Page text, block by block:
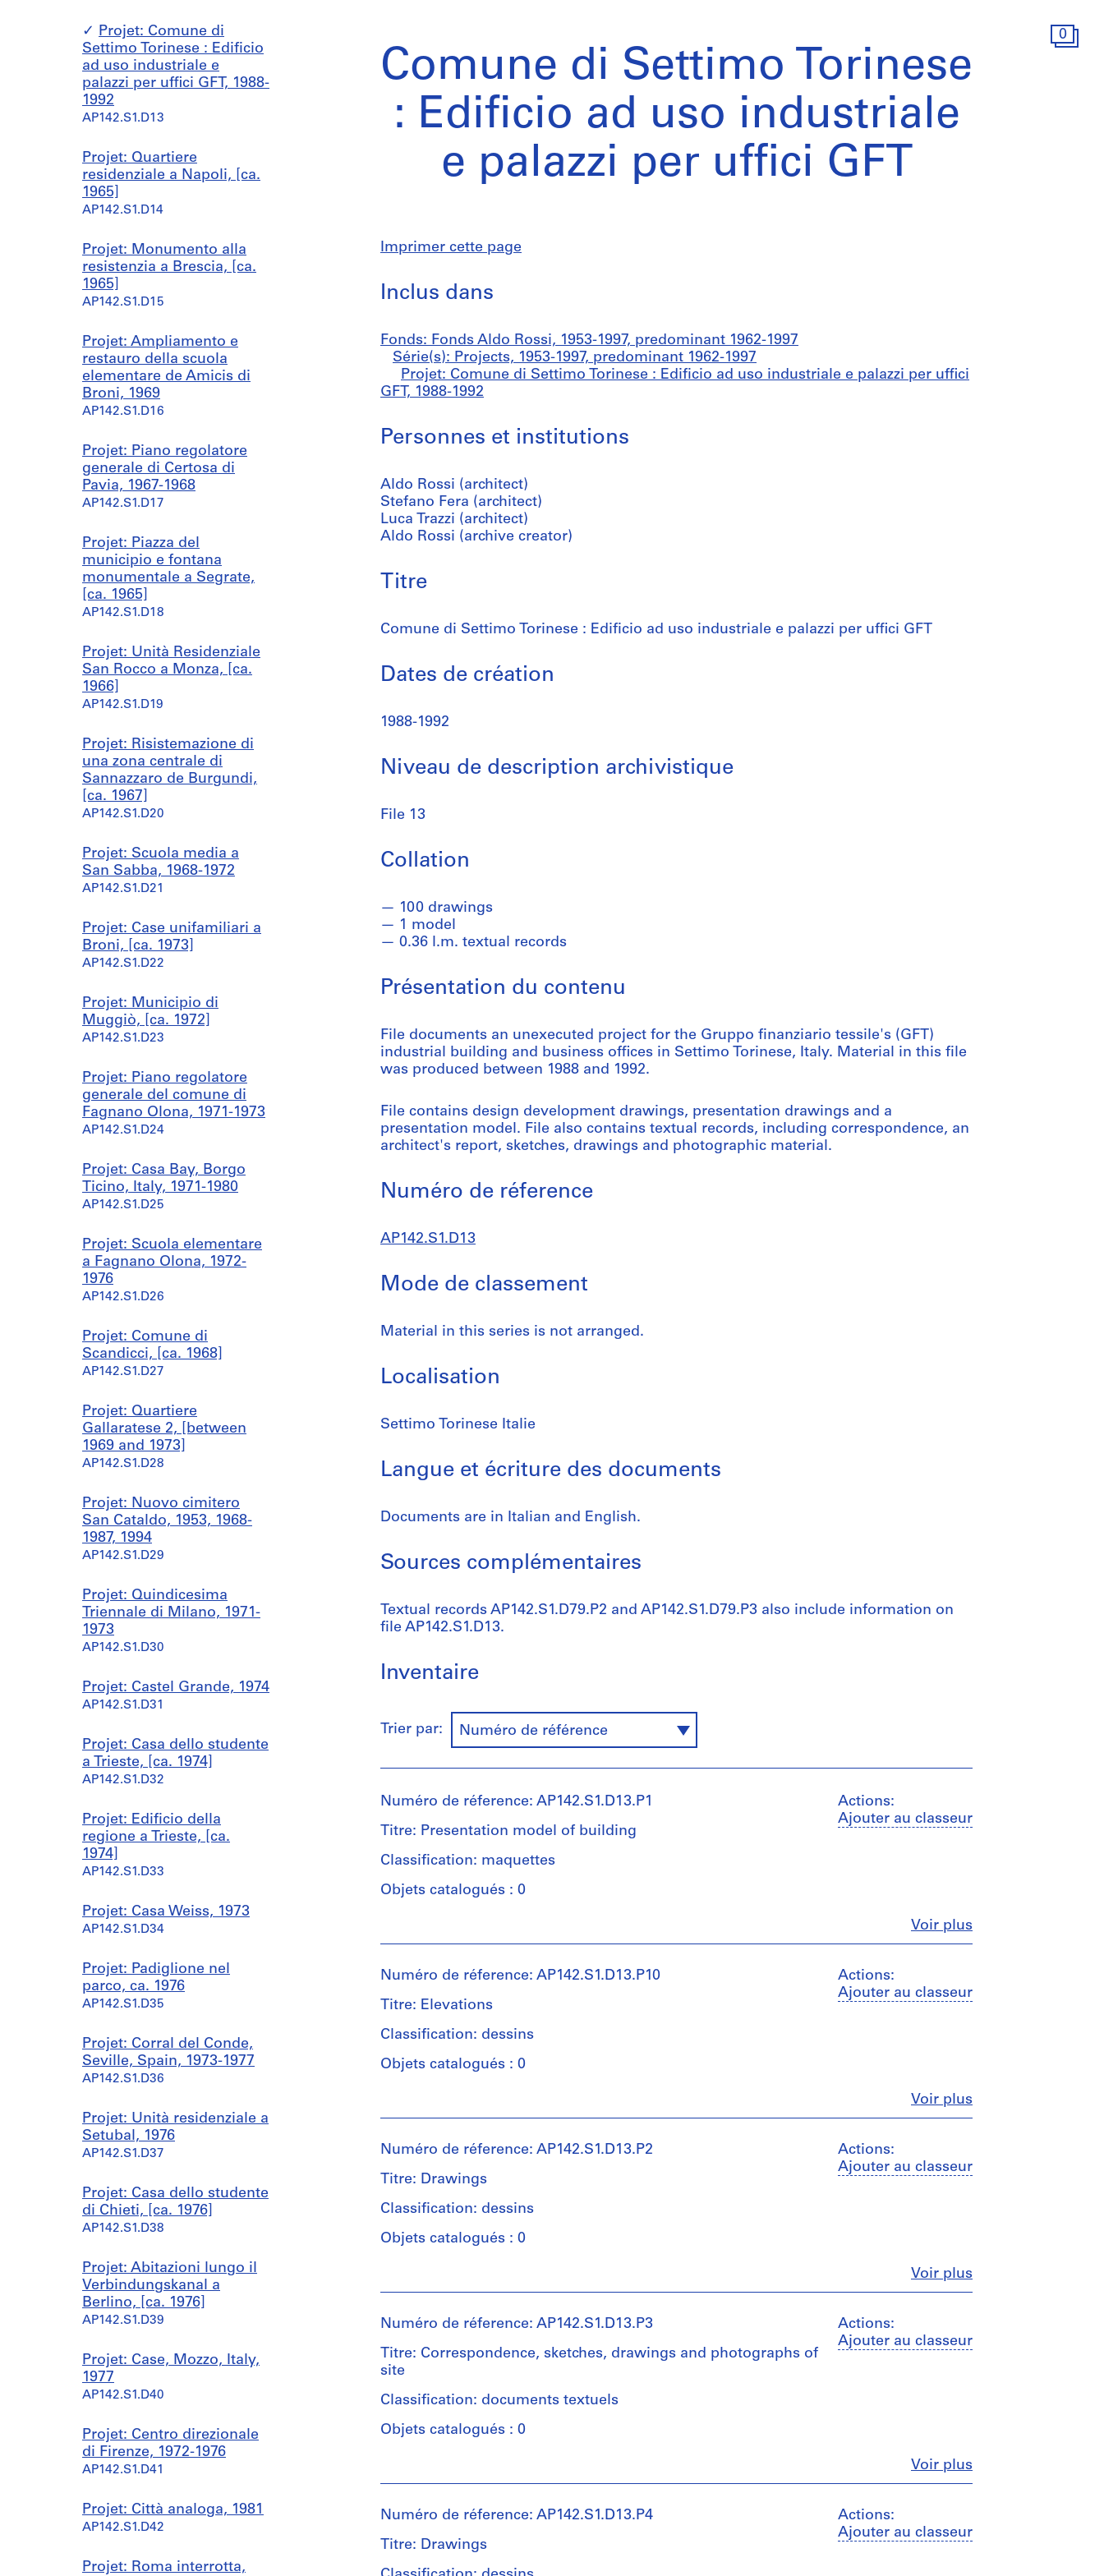
0
Projet: Comune di
Settimo Torinese : Edificio
ad uso industriale e
palazzi per uffici GFT, 1988-
1992
AP142.S1.D13
Projet: Quartiere
residenziale a Napoli, [ca.
1965]
AP142.S1.D14
Projet: Monumento alla
resistenzia a Brescia, [ca.
1965]
AP142.S1.D15
Projet: Ampliamento e
restauro della scuola
elementare de Amicis di
Broni, 1969
AP142.S1.D16
Projet: Piano regolatore
generale di Certosa di
Pavia, 1967-1968
AP142.S1.D17
Projet: Piazza del
municipio e fontana
monumentale a Segrate,
[ca. 1965]
AP142.S1.D18
Projet: Unità Residenziale
San Rocco a Monza, [ca.
1966]
AP142.S1.D19
Projet: Risistemazione di
una zona centrale di
Sannazzaro de Burgundi,
[ca. 1967]
AP142.S1.D20
Projet: Scuola media a
San Sabba, 1968-1972
AP142.S1.D21
Projet: Case unifamiliari a
Broni, [ca. 1973]
AP142.S1.D22
Projet: Municipio di
Muggiò, [ca. 1972]
AP142.S1.D23
Projet: Piano regolatore
generale del comune di
Fagnano Olona, 1971-1973
AP142.S1.D24
Projet: Casa Bay, Borgo
Ticino, Italy, 1971-1980
AP142.S1.D25
Projet: Scuola elementare
a Fagnano Olona, 1972-
1976
AP142.S1.D26
Projet: Comune di
Scandicci, [ca. 1968]
AP142.S1.D27
Projet: Quartiere
Gallaratese 2, [between
1969 and 1973]
AP142.S1.D28
Projet: Nuovo cimitero
San Cataldo, 1953, 1968-
1987, 1994
AP142.S1.D29
Projet: Quindicesima
Triennale di Milano, 1971-
1973
AP142.S1.D30
Projet: Castel Grande, 1974
AP142.S1.D31
Projet: Casa dello studente
a Trieste, [ca. 1974]
AP142.S1.D32
Projet: Edificio della
regione a Trieste, [ca.
1974]
AP142.S1.D33
Projet: Casa Weiss, 1973
AP142.S1.D34
Projet: Padiglione nel
parco, ca. 1976
AP142.S1.D35
Projet: Corral del Conde,
Seville, Spain, 1973-1977
AP142.S1.D36
Projet: Unità residenziale a
Setubal, 1976
AP142.S1.D37
Projet: Casa dello studente
di Chieti, [ca. 1976]
AP142.S1.D38
Projet: Abitazioni lungo il
Verbindungskanal a
Berlino, [ca. 1976]
AP142.S1.D39
Projet: Case, Mozzo, Italy,
1977
AP142.S1.D40
Projet: Centro direzionale
di Firenze, 1972-1976
AP142.S1.D41
Projet: Città analoga, 1981
AP142.S1.D42
Projet: Roma interrotta,
Comune di Settimo Torinese
: Edificio ad uso industriale
e palazzi per uffici GFT
Imprimer cette page
Inclus dans
Fonds: Fonds Aldo Rossi, 1953-1997, predominant 1962-1997
Série(s): Projects, 1953-1997, predominant 1962-1997
Projet: Comune di Settimo Torinese : Edificio ad uso industriale e palazzi per uffici
GFT, 1988-1992
Personnes et institutions
Aldo Rossi (architect)
Stefano Fera (architect)
Luca Trazzi (architect)
Aldo Rossi (archive creator)
Titre
Comune di Settimo Torinese : Edificio ad uso industriale e palazzi per uffici GFT
Dates de création
1988-1992
Niveau de description archivistique
File 13
Collation
100 drawings
1 model
0.36 l.m. textual records
Présentation du contenu
File documents an unexecuted project for the Gruppo finanziario tessile's (GFT)
industrial building and business offices in Settimo Torinese, Italy. Material in this file
was produced between 1988 and 1992.
File contains design development drawings, presentation drawings and a
presentation model. File also contains textual records, including correspondence, an
architect's report, sketches, drawings and photographic material.
Numéro de réference
AP142.S1.D13
Mode de classement
Material in this series is not arranged.
Localisation
Settimo Torinese Italie
Langue et écriture des documents
Documents are in Italian and English.
Sources complémentaires
Textual records AP142.S1.D79.P2 and AP142.S1.D79.P3 also include information on
file AP142.S1.D13.
Inventaire
Trier par: Numéro de référence
Actions:
Ajouter au classeur
Voir plusFermer
Numéro de réference: AP142.S1.D13.P1
Titre: Presentation model of building
Classification: maquettes
Objets catalogués : 0
et
institutions:
Aldo
Rossi
creator)
Quantité
1
model(s)
et
de
Collation:
1
models
Technique
paper
copper
Actions:
Ajouter au classeur
Voir plusFermer
Numéro de réference: AP142.S1.D13.P10
Titre: Elevations
Classification: dessins
Objets catalogués : 0
et
institutions:
Aldo
Rossi
creator)
Quantité
2
development
drawing(s)
et
development
Collation:
Actions:
Ajouter au classeur
Voir plusFermer
Numéro de réference: AP142.S1.D13.P2
Titre: Drawings
Classification: dessins
Objets catalogués : 0
et
institutions:
Aldo
Rossi
(archive
Quantité
textual
Collation:
Actions:
Ajouter au classeur
Voir plusFermer
Numéro de réference: AP142.S1.D13.P3
Titre: Correspondence, sketches, drawings and photographs of
site
Classification: documents textuels
Objets catalogués : 0
et
institutions:
Aldo
Rossi
Actions:
Ajouter au classeur
Numéro de réference: AP142.S1.D13.P4
Titre: Drawings